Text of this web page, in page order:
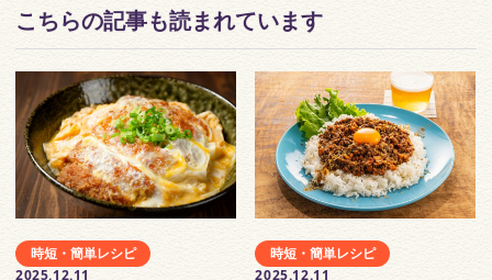
こちらの記事も読まれています
時短・簡単レシピ
2025.12.11
時短・簡単レシピ
2025.12.11